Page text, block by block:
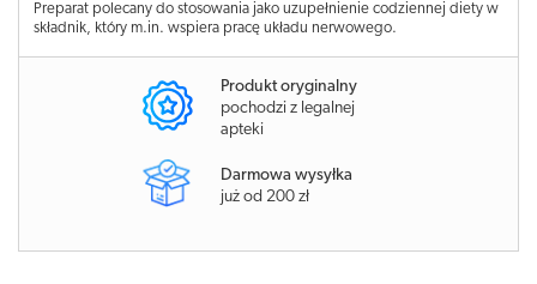
Preparat polecany do stosowania jako uzupełnienie codziennej diety w
składnik, który m.in. wspiera pracę układu nerwowego.
Produkt oryginalny
pochodzi z legalnej
apteki
Darmowa wysyłka
już od 200 zł